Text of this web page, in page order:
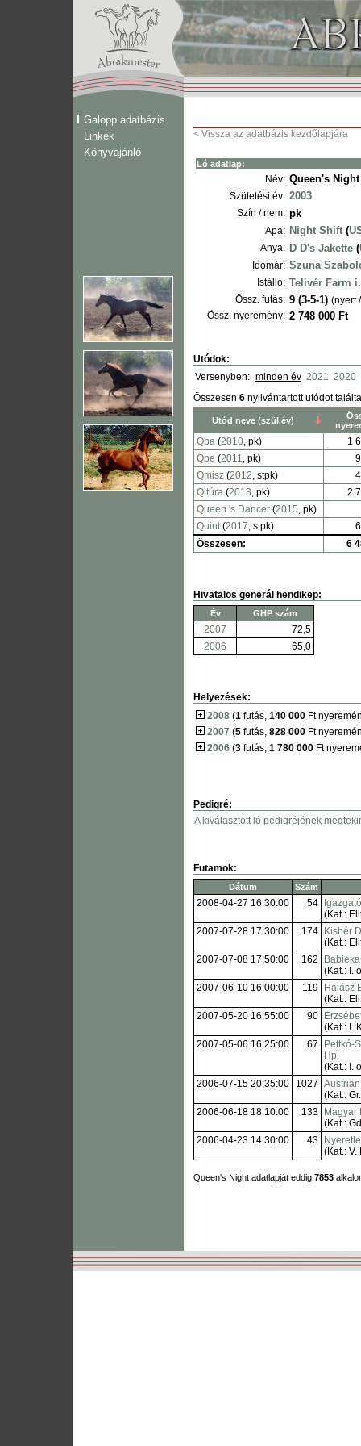
Galopp adatbázis
Linkek
Könyvajánló
< Vissza az adatbázis kezdőlapjára
Ló adatlap:
Név: Queen's Night
Születési év: 2003
Szín / nem: pk
Apa: Night Shift (
Anya: D D's Jakette (
Idomár: Szuna
Istálló: Telivér Farm i.
Össz. futás: 9 (3-5-1) (nyert
Össz. nyeremény: 2 748 000 Ft
Utódok:
Versenyben: minden év 2021 2020
Összesen 6 nyilvántartott utódot
Utód neve (szül.év)
Qba (2010, pk)
1
Qpe (2011, pk)
Qmisz (2012, stpk)
Qltúra (2013, pk)
2
Queen 's Dancer (2015, pk)
Quint(2017, stpk)
Összesen:
6
Hivatalos generál hendikep:
Év GHP szám
2007
72,5
2006
65,0
Helyezések:
2008 (1 futás, 140 000 Ft
2007 (5 futás, 828 000 Ft
2006 (3 futás, 1 780 000 Ft
Pedigré:
A kiválasztott ló pedigréjének
Futamok:
Dátum Szám
2008-04-27 16:30:00 54
(Kat.:
2007-07-28 17:30:00
174
Kisbér
(Kat.:
2007-07-08 17:50:00
162
(Kat.: I.
2007-06-10 16:00:00
119
Halász
(Kat.:
2007-05-20 16:55:00
90
(Kat.: I.
2007-05-06 16:25:00
67
Pettkó-
Hp.
(Kat.: I.
2006-07-15 20:35:00
1027
(Kat.:
2006-06-18 18:10:00
133
Magyar
(Kat.:
2006-04-23 14:30:00
43
(Kat.: V.
Queen's Night adatlapját eddig 7853